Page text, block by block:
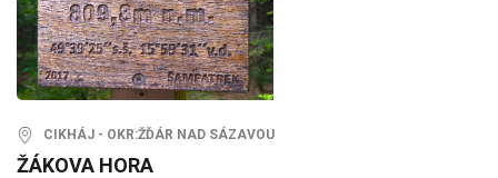
CIKHÁJ - OKR:ŽĎÁR NAD SÁZAVOU
ŽÁKOVA HORA